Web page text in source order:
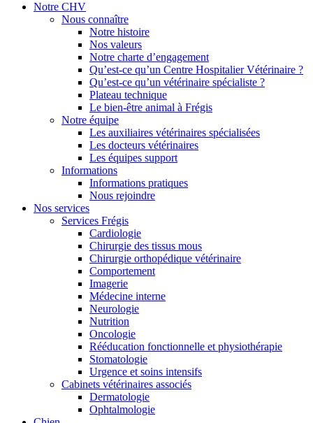
Notre CHV
Nous connaître
Notre histoire
Nos valeurs
Notre charte d’engagement
Qu’est-ce qu’un Centre Hospitalier Vétérinaire ?
Qu’est-ce qu’un vétérinaire spécialiste ?
Plateau technique
Le bien-être animal à Frégis
Notre équipe
Les auxiliaires vétérinaires spécialisées
Les docteurs vétérinaires
Les équipes support
Informations
Informations pratiques
Nous rejoindre
Nos services
Services Frégis
Cardiologie
Chirurgie des tissus mous
Chirurgie orthopédique vétérinaire
Comportement
Imagerie
Médecine interne
Neurologie
Nutrition
Oncologie
Rééducation fonctionnelle et physiothérapie
Stomatologie
Urgence et soins intensifs
Cabinets vétérinaires associés
Dermatologie
Ophtalmologie